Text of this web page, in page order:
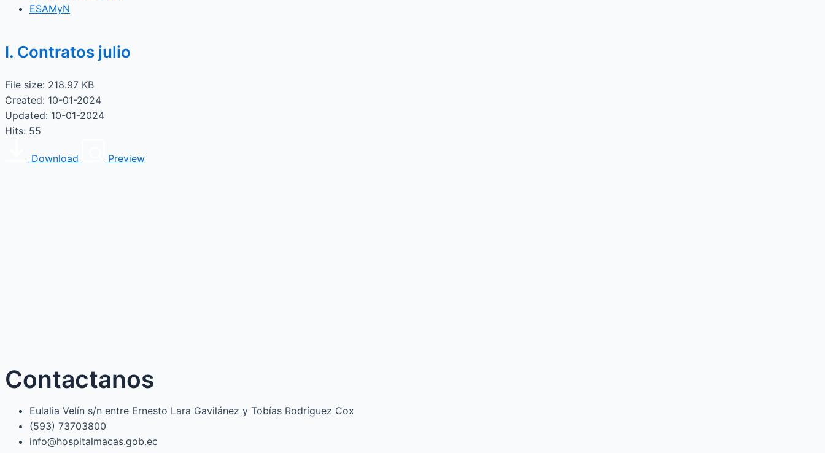
ESAMyN
I. Contratos julio
File size: 218.97 KB
Created: 10-01-2024
Updated: 10-01-2024
Hits: 55
Download Preview
Contactanos
Eulalia Velín s/n entre Ernesto Lara Gavilánez y Tobías Rodríguez Cox
(593) 73703800​
info@hospitalmacas.gob.ec